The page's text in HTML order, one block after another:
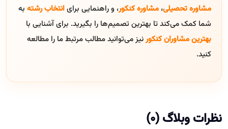
مشاوره تحصیلی، مشاوره کنکور، و راهنمایی برایانتخاب رشته به
شما کمک می‌کند تا بهترین تصمیم‌ها را بگیرید. برای آشنایی با
بهترین مشاوران کنکورنیز می‌توانید مطالب مرتبط ما را مطالعه
کنید.
نظرات وبلاگ (0)